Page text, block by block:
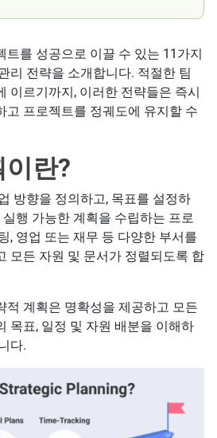
를 성공으로 이끌 수 있는 11가지
리 전략을 소개합니다. 적절한 팀
이르기까지, 이러한 전략들은 즉시
고 프로젝트를 정궤도에 유지할 수
란?
방향을 정의하고, 목표를 설정하
행 가능한 계획을 수립하는 프로
, 영업 또는 재무 등 다양한 부서를
모든 자원 및 문서가 정렬되도록 합
적 계획은 명확성을 제공하고 모든
목표, 일정 및 자원 배분을 이해하
다.